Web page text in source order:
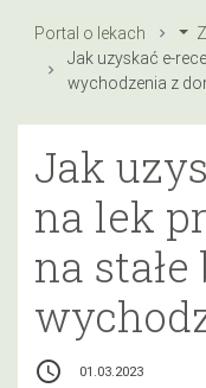
Portal o lekach
Jak uzyskać e-
wychodzenia z
Jak
na lek
na stałe
access_time 01.03.2023